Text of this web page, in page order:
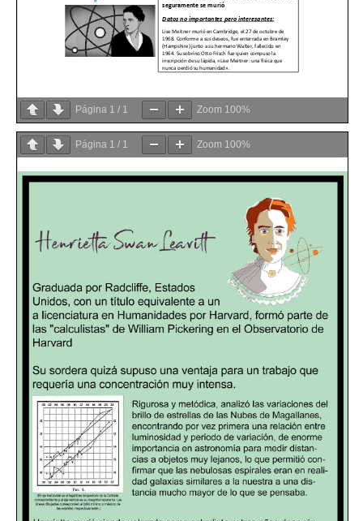
Página 1 / 1 Zoom 100%
Página 1 / 1 Zoom 100%